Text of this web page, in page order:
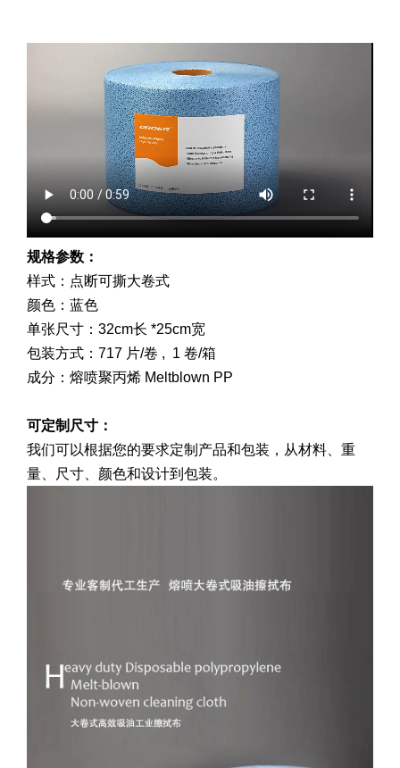
规格参数：
样式： 点断可撕大卷式
颜色：蓝色
单张尺寸：32cm长 *25cm宽
包装方式：717 片/卷 , 1 卷/箱
成分：熔喷聚丙烯 Meltblown PP
可定制尺寸：
我们可以根据您的要求定制产品和包装，从材料、重
量、尺寸、颜色和设计到包装。